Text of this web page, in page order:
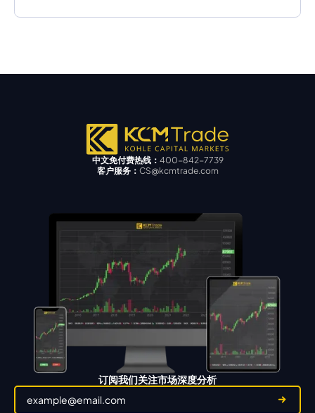
中文免付费热线： 400-842-7739
客户服务： CS@kcmtrade.com
订阅我们关注市场深度分析